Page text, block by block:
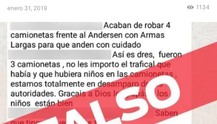
enero 31, 2019 1134